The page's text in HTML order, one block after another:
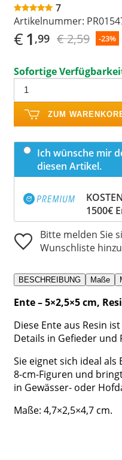
7
Artikelnummer:
€1 ,99 € 2,59 -23%
Sofortige
ZUM
Ich wünsche mir
diesen Artikel.
1500€
Bitte melden Sie
Wunschliste
BESCHREIBUNG Maße
Ente – 5×2,5×5 cm,
Diese Ente aus Resin
Details in Gefieder und
Sie eignet sich ideal
8-cm-Figuren und
in Gewässer- oder
Maße: 4,7×2,5×4,7 cm.